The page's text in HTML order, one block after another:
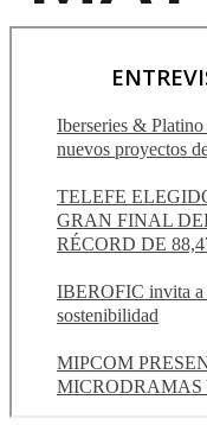
Iberseries &
nuevos proyectos
TELEFE
GRAN FINAL
RÉCORD DE
IBEROFIC invita a
sostenibilidad
MIPCOM